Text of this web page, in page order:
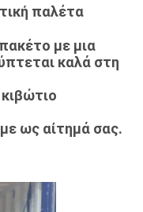
παλέτα
με μια
καλά στη
ως αίτημά σας.